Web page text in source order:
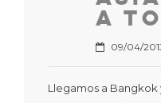
a
09/04/
Llegamos a Bangkok